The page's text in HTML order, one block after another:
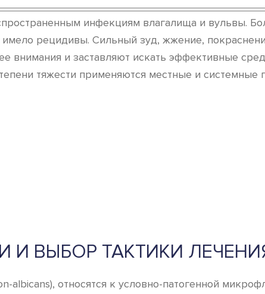
инфекциям влагалища и вульвы.
рецидивы. Сильный зуд, жжение,
и заставляют искать эффективные
тяжести применяются местные и системные
ВЫБОР ТАКТИКИ
относятся к условно-патогенной